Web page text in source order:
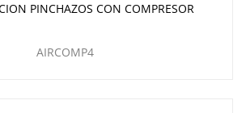
PINCHAZOS CON COMPRESOR
AIRCOMP4